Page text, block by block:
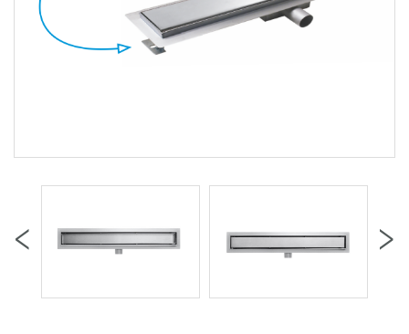
‹ ›